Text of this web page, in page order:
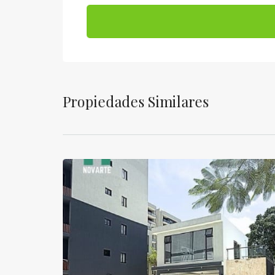
Propiedades Similares